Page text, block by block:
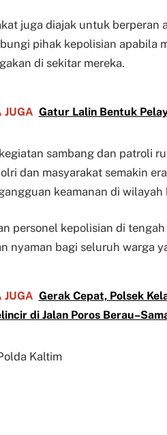
juga diajak untuk berperan
pihak kepolisian apabila
di sekitar mereka.
JUGA Gatur Lalin Bentuk
sambang dan patroli
dan masyarakat semakin
keamanan di wilayah
personel kepolisian di
nyaman bagi seluruh warga
JUGA Gerak Cepat, Polsek
di Jalan Poros
Kaltim